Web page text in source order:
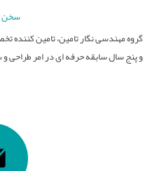
سخن
گروه مهندسی نگار تامین، تامین
و پنج سال سابقه حرفه ای در امر